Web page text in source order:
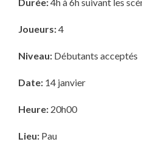
Joueurs:4
Niveau: Débutants acceptés
Date: 14 janvier
Heure: 20h00
Lieu: Pau